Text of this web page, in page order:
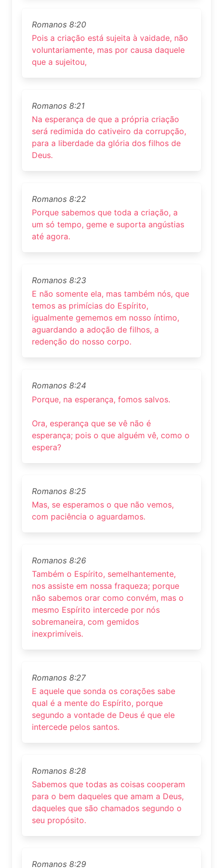
Romanos 8:20
Pois a criação está sujeita à vaidade, não
voluntariamente, mas por causa daquele
que a sujeitou,
Romanos 8:21
Na esperança de que a própria criação
será redimida do cativeiro da corrupção,
para a liberdade da glória dos filhos de
Deus.
Romanos 8:22
Porque sabemos que toda a criação, a
um só tempo, geme e suporta angústias
até agora.
Romanos 8:23
E não somente ela, mas também nós, que
temos as primícias do Espírito,
igualmente gememos em nosso íntimo,
aguardando a adoção de filhos, a
redenção do nosso corpo.
Romanos 8:24
Porque, na esperança, fomos salvos.
Ora, esperança que se vê não é
esperança; pois o que alguém vê, como o
espera?
Romanos 8:25
Mas, se esperamos o que não vemos,
com paciência o aguardamos.
Romanos 8:26
Também o Espírito, semelhantemente,
nos assiste em nossa fraqueza; porque
não sabemos orar como convém, mas o
mesmo Espírito intercede por nós
sobremaneira, com gemidos
inexprimíveis.
Romanos 8:27
E aquele que sonda os corações sabe
qual é a mente do Espírito, porque
segundo a vontade de Deus é que ele
intercede pelos santos.
Romanos 8:28
Sabemos que todas as coisas cooperam
para o bem daqueles que amam a Deus,
daqueles que são chamados segundo o
seu propósito.
Romanos 8:29